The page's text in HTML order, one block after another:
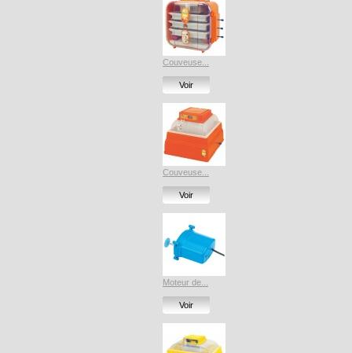
Couveuse...
Voir
Couveuse...
Voir
Moteur de...
Voir